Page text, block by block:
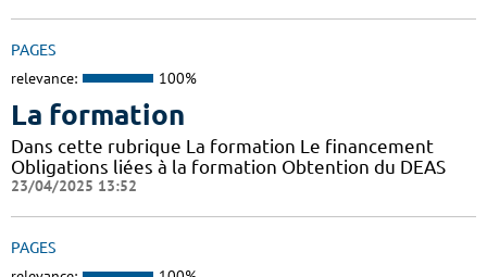
PAGES
relevance: 100%
La formation
Dans cette rubrique La formation Le financement
Obligations liées à la formation Obtention du DEAS
23/04/2025 13:52
PAGES